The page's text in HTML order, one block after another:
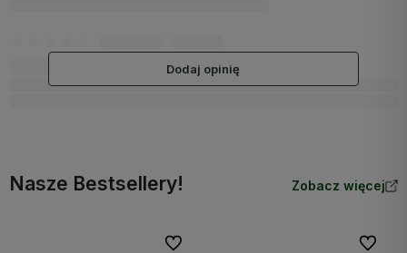
Dodaj opinię
Nasze Bestsellery! Zobacz więcej
Do ulubionych Do